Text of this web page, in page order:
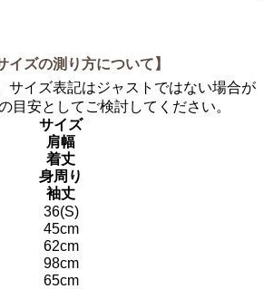
イズの測り方について】
サイズ表記はジャストではない場合が
目安としてご検討してください。
サイズ
肩幅
着丈
身周り
袖丈
36(S)
45cm
62cm
98cm
65cm